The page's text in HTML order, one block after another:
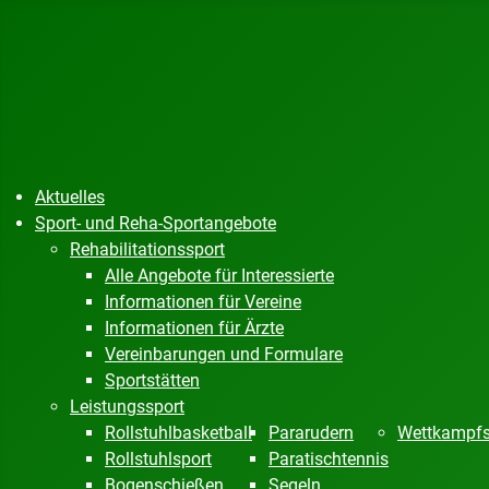
Aktuelles
Sport- und Reha-Sportangebote
Rehabilitationssport
Alle Angebote für Interessierte
Informationen für Vereine
Informationen für Ärzte
Vereinbarungen und Formulare
Sportstätten
Leistungssport
Rollstuhlbasketball
Rollstuhlsport
Pararudern
Paratischtennis